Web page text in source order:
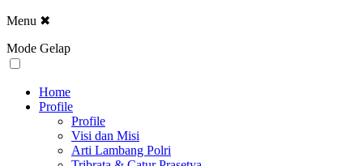
Menu ✖
Mode Gelap
Home
Profile
Profile
Visi dan Misi
Arti Lambang Polri